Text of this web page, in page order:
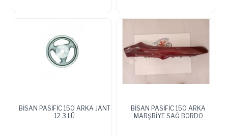
BİSAN PASİFİC 150 ARKA JANT
12 3 LÜ
BİSAN PASİFİC 150 ARKA
MARŞBİYE SAĞ BORDO